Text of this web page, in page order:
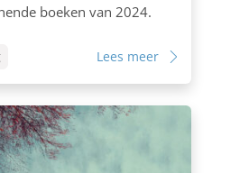
boeken van 2024.
Lees meer